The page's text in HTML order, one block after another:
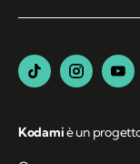
Kodamiè un